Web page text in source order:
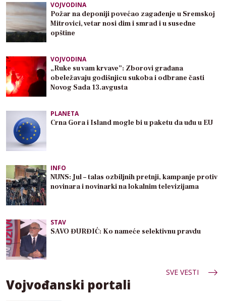
VOJVODINA
Požar na deponiji povećao zagađenje u Sremskoj
Mitrovici, vetar nosi dim i smrad i u susedne
opštine
VOJVODINA
„Ruke su vam krvave”: Zborovi građana
obeležavaju godišnjicu sukoba i odbrane časti
Novog Sada 13.avgusta
PLANETA
Crna Gora i Island mogle bi u paketu da uđu u EU
INFO
NUNS: Jul – talas ozbiljnih pretnji, kampanje protiv
novinara i novinarki na lokalnim televizijama
STAV
SAVO ĐURĐIĆ: Ko nameće selektivnu pravdu
SVE VESTI
Vojvođanski portali